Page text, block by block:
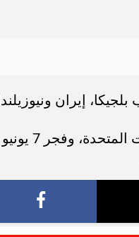
ويخوض منتخب مصر ودية قوية أمام البرازيل يوم 6 يونيو بتوقيت الولايات المتحدة، وفجر 7 يونيو